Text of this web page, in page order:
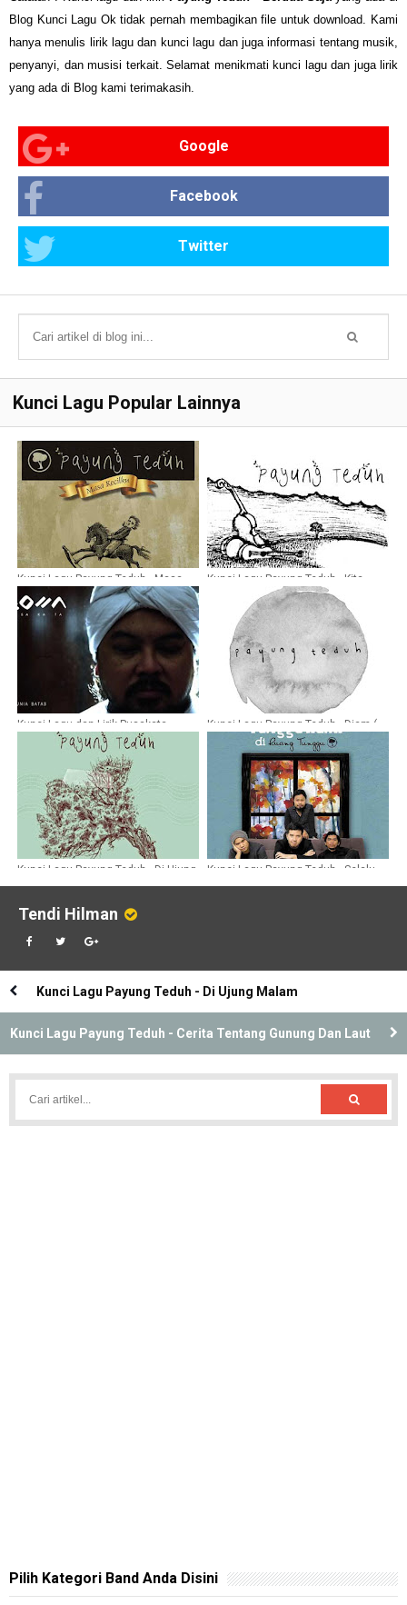
Blog Kunci Lagu Ok tidak pernah membagikan file untuk download. Kami
hanya menulis lirik lagu dan kunci lagu dan juga informasi tentang musik,
penyanyi, dan musisi terkait. Selamat menikmati kunci lagu dan juga lirik
yang ada di Blog kami terimakasih.
Google
Facebook
Twitter
Kunci Lagu Popular Lainnya
Kunci Lagu Payung Teduh - Masa
Kunci Lagu Payung Teduh - Kita
Adalah Sisa-Sisa Keikhlasan Yang
Tak Diikhlaskan
Kunci Lagu dan Lirik Pusakata -
Dunia Batas
Kunci Lagu Payung Teduh - Diam (
feat. Orkes Panawijen )
Kunci Lagu Payung Teduh - Di Ujung
Kunci Lagu Payung Teduh - Selalu
Tendi Hilman
Kunci Lagu Payung Teduh - Di Ujung Malam
Kunci Lagu Payung Teduh - Cerita Tentang Gunung Dan Laut
Pilih Kategori Band Anda Disini